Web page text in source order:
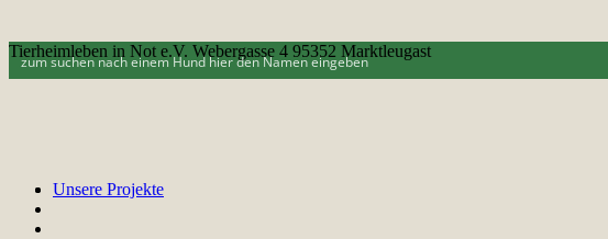
Tierheimleben in Not e.V. Webergasse 4 95352 Marktleugast
Unsere Projekte